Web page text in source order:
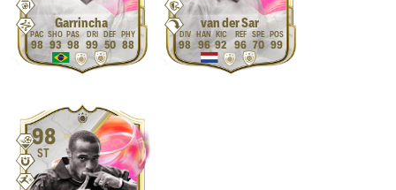
Garrincha
98 93 98 99 50 88
van der Sar
98 96 92 96 70 99
98
ST